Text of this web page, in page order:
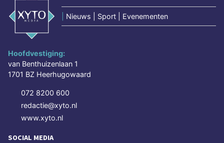
Nieuws | Sport | Evenementen
Hoofdvestiging:
van Benthuizenlaan 1
1701 BZ Heerhugowaard
072 8200 600
redactie@xyto.nl
www.xyto.nl
SOCIAL MEDIA